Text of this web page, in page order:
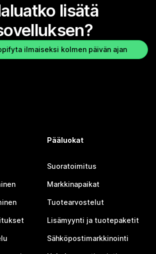
lisätä
ilmaiseksi kolmen päivän ajan
Pääluokat
Suoratoimitus
Markkinapaikat
Tuotearvostelut
Lisämyynti ja tuotepaketit
Sähköpostimarkkinointi